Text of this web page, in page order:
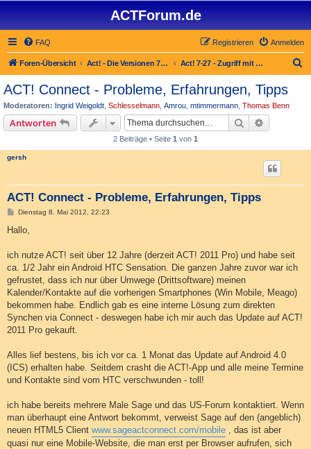
ACTForum.de
FAQ Anmelden
Registrieren
Foren-Übersicht Act! - Die Versionen 7.x bis 27.x Act! 7-27 - Zugriff mit Smart­phones und Tablets auf Act! Datenbank
ACT! Connect - Probleme, Erfahrungen, Tipps
Moderatoren: Ingrid Weigoldt Schlesselmann Amrou mtimmermann Thomas Benn
Antworten Suche
2 Beiträge • Seite 1 von 1
gersh
ACT! Connect - Probleme, Erfahrungen, Tipps
B
i
a
Dienstag 8. Mai 2012, 22:23
Hallo,
ich nutze ACT! seit über 12 Jahre (derzeit ACT! 2011 Pro) und habe seit
ca. 1/2 Jahr ein Android HTC Sensation. Die ganzen Jahre zuvor war ich
gefrustet, dass ich nur über Umwege (Drittsoftware) meinen
Kalender/Kontakte auf die vorherigen Smartphones (Win Mobile, Meago)
bekommen habe. Endlich gab es eine interne Lösung zum direkten
Synchen via Connect - deswegen habe ich mir auch das Update auf ACT!
2011 Pro gekauft.
Alles lief bestens, bis ich vor ca. 1 Monat das Update auf Android 4.0
(ICS) erhalten habe. Seitdem crasht die ACT!-App und alle meine Termine
und Kontakte sind vom HTC verschwunden - toll!
ich habe bereits mehrere Male Sage und das US-Forum kontaktiert. Wenn
man überhaupt eine Antwort bekommt, verweist Sage auf den (angeblich)
neuen HTML5 Client www.sageactconnect.com/mobile , das ist aber
quasi nur eine Mobile-Website, die man erst per Browser aufrufen, sich